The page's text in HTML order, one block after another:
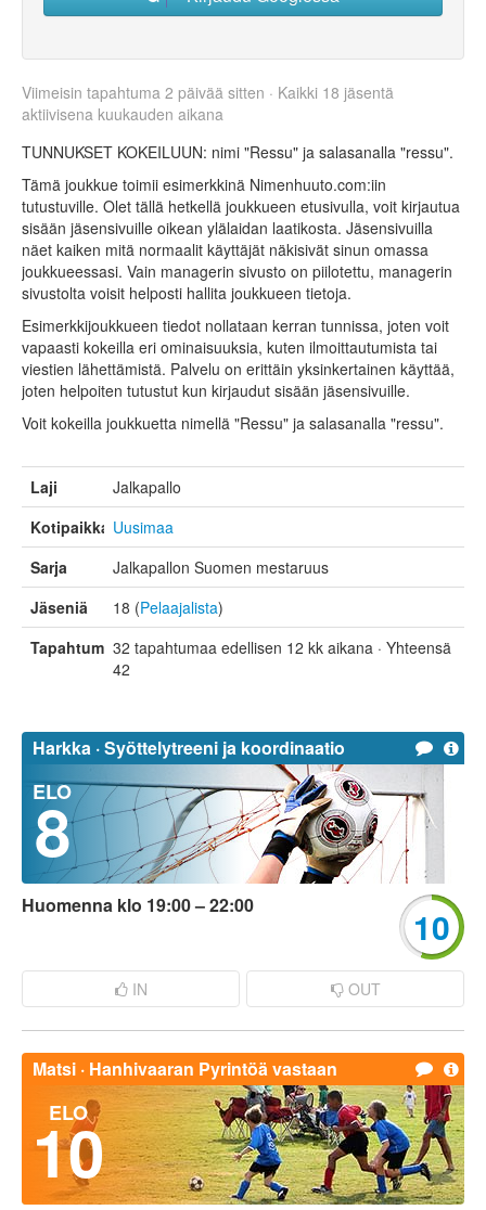
Viimeisin tapahtuma 2 päivää sitten · Kaikki 18 jäsentä
aktiivisena kuukauden aikana
TUNNUKSET KOKEILUUN: nimi "Ressu" ja salasanalla "ressu".
Tämä joukkue toimii esimerkkinä Nimenhuuto.com:iin
tutustuville. Olet tällä hetkellä joukkueen etusivulla, voit kirjautua
sisään jäsensivuille oikean ylälaidan laatikosta. Jäsensivuilla
näet kaiken mitä normaalit käyttäjät näkisivät sinun omassa
joukkueessasi. Vain managerin sivusto on piilotettu, managerin
sivustolta voisit helposti hallita joukkueen tietoja.
Esimerkkijoukkueen tiedot nollataan kerran tunnissa, joten voit
vapaasti kokeilla eri ominaisuuksia, kuten ilmoittautumista tai
viestien lähettämistä. Palvelu on erittäin yksinkertainen käyttää,
joten helpoiten tutustut kun kirjaudut sisään jäsensivuille.
Voit kokeilla joukkuetta nimellä "Ressu" ja salasanalla "ressu".
Laji
Jalkapallo
Kotipaikka Uusimaa
Sarja
Jalkapallon Suomen mestaruus
Jäseniä
18 (Pelaajalista)
Tapahtumat32 tapahtumaa edellisen 12 kk aikana · Yhteensä
42
Harkka ·Syöttelytreeni ja koordinaatio
ELO
8
10
Huomenna klo 19:00 – 22:00
IN OUT
Matsi · Hanhivaaran Pyrintöä vastaan
ELO
10